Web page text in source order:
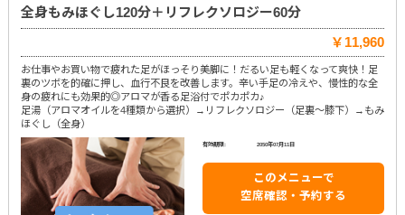
全身もみほぐし120分＋リフレクソロジー60分
￥11,960
お仕事やお買い物で疲れた足がほっそり美脚に！だるい足も軽くなって爽快！足
裏のツボを的確に押し、血行不良を改善します。辛い手足の冷えや、慢性的な全
身の疲れにも効果的◎アロマが香る足浴付でポカポカ♪
足湯（アロマオイルを4種類から選択）→リフレクソロジー（足裏～膝下）→もみ
ほぐし（全身）
有効期限: 2050年07月11日
このメニューで
空席確認・予約する